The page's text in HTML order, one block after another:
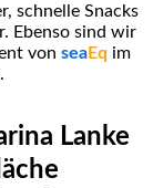
schnelle Snacks
Ebenso sind wir
von seaEq im
Lanke